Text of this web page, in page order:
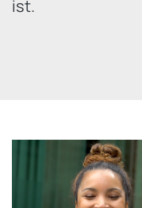
ist.